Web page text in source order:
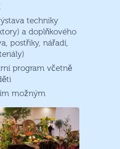
techniky
a doplňkového
postřiky, nářadí,
program včetně
možným